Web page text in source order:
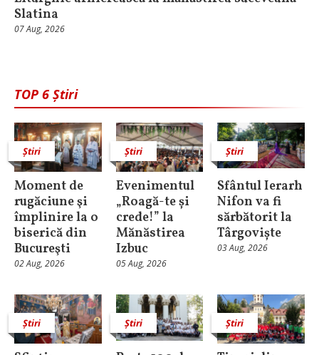
Slatina
07 Aug, 2026
TOP 6 Știri
Știri
Moment de
rugăciune şi
împlinire la o
biserică din
Bucureşti
02 Aug, 2026
Știri
Evenimentul
„Roagă-te și
crede!” la
Mănăstirea
Izbuc
05 Aug, 2026
Știri
Sfântul Ierarh
Nifon va fi
sărbătorit la
Târgoviște
03 Aug, 2026
Știri Știri Știri